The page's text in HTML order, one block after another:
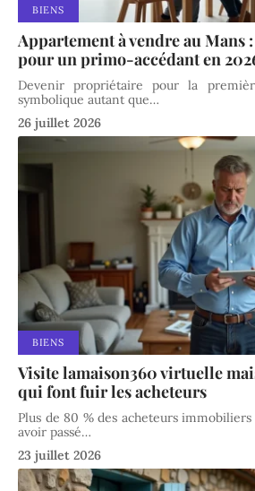
BIENS
Appartement à vendre au Mans
pour un primo-accédant en
Devenir propriétaire pour la
symbolique autant que…
26 juillet 2026
BIENS
Visite lamaison360 virtuelle
qui font fuir les acheteurs
Plus de 80 % des acheteurs
avoir passé…
23 juillet 2026